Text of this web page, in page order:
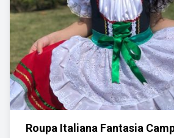
Roupa Italiana Fantasia